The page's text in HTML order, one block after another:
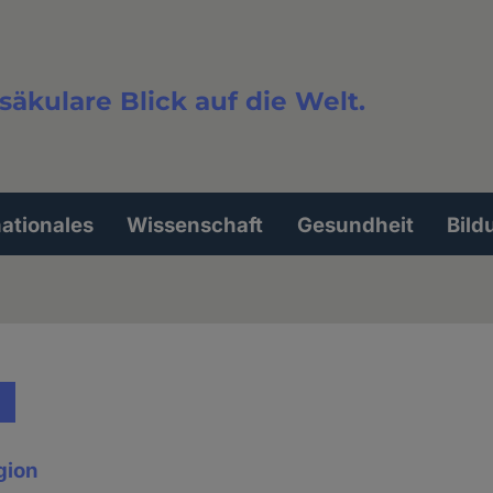
Blick auf die Welt.
Wissenschaft Gesundheit